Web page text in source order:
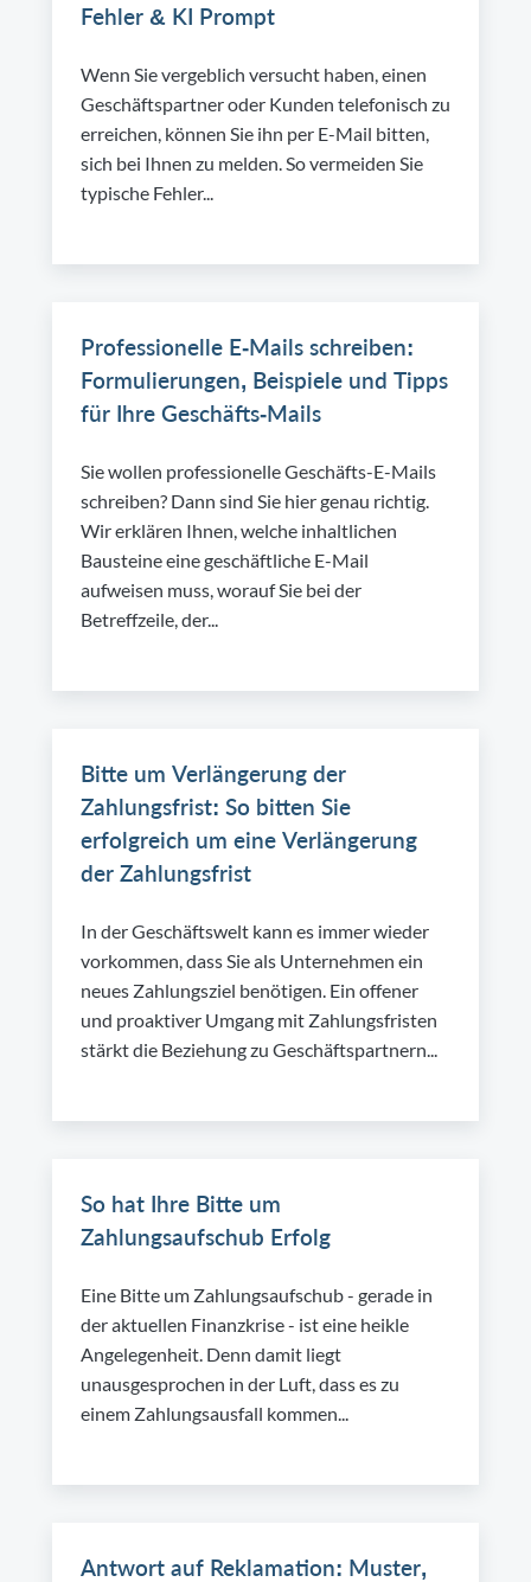
Fehler & KI Prompt
Wenn Sie vergeblich versucht haben, einen
Geschäftspartner oder Kunden telefonisch zu
erreichen, können Sie ihn per E-Mail bitten,
sich bei Ihnen zu melden. So vermeiden Sie
typische Fehler...
Professionelle E-Mails schreiben:
Formulierungen, Beispiele und Tipps
für Ihre Geschäfts-Mails
Sie wollen professionelle Geschäfts-E-Mails
schreiben? Dann sind Sie hier genau richtig.
Wir erklären Ihnen, welche inhaltlichen
Bausteine eine geschäftliche E-Mail
aufweisen muss, worauf Sie bei der
Betreffzeile, der...
Bitte um Verlängerung der
Zahlungsfrist: So bitten Sie
erfolgreich um eine Verlängerung
der Zahlungsfrist
In der Geschäftswelt kann es immer wieder
vorkommen, dass Sie als Unternehmen ein
neues Zahlungsziel benötigen. Ein offener
und proaktiver Umgang mit Zahlungsfristen
stärkt die Beziehung zu Geschäftspartnern...
So hat Ihre Bitte um
Zahlungsaufschub Erfolg
Eine Bitte um Zahlungsaufschub - gerade in
der aktuellen Finanzkrise - ist eine heikle
Angelegenheit. Denn damit liegt
unausgesprochen in der Luft, dass es zu
einem Zahlungsausfall kommen...
Antwort auf Reklamation: Muster,